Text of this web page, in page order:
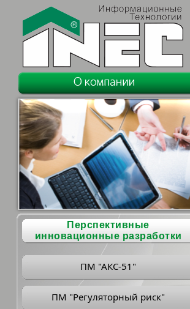
Перспективные
инновационные разработки
ПМ "АКС-51"
ПМ "Регуляторный риск"